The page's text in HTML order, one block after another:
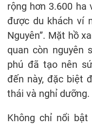
rộng hơn 3.600 ha
được du khách ví
Nguyên”. Mặt hồ
quan còn nguyên
phú đã tạo nên
đến này, đặc biệt
thái và nghỉ dưỡng.
Không chỉ nổi